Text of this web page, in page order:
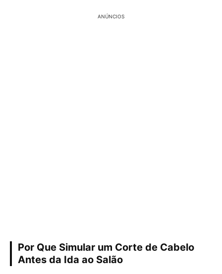
ANÚNCIOS
Por Que Simular um Corte de Cabelo
Antes da Ida ao Salão